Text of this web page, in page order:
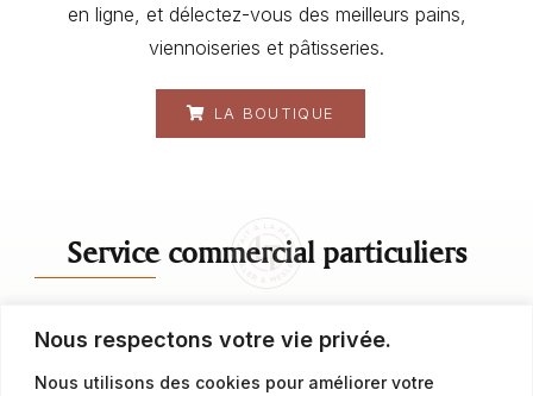
Nous respectons votre vie privée.
Nous utilisons des cookies pour améliorer votre
en ligne, et délectez-vous des meilleurs pains,
viennoiseries et pâtisseries.
LA BOUTIQUE
Service commercial particuliers
contact@latalemelerie.com
04 76 43 20 09